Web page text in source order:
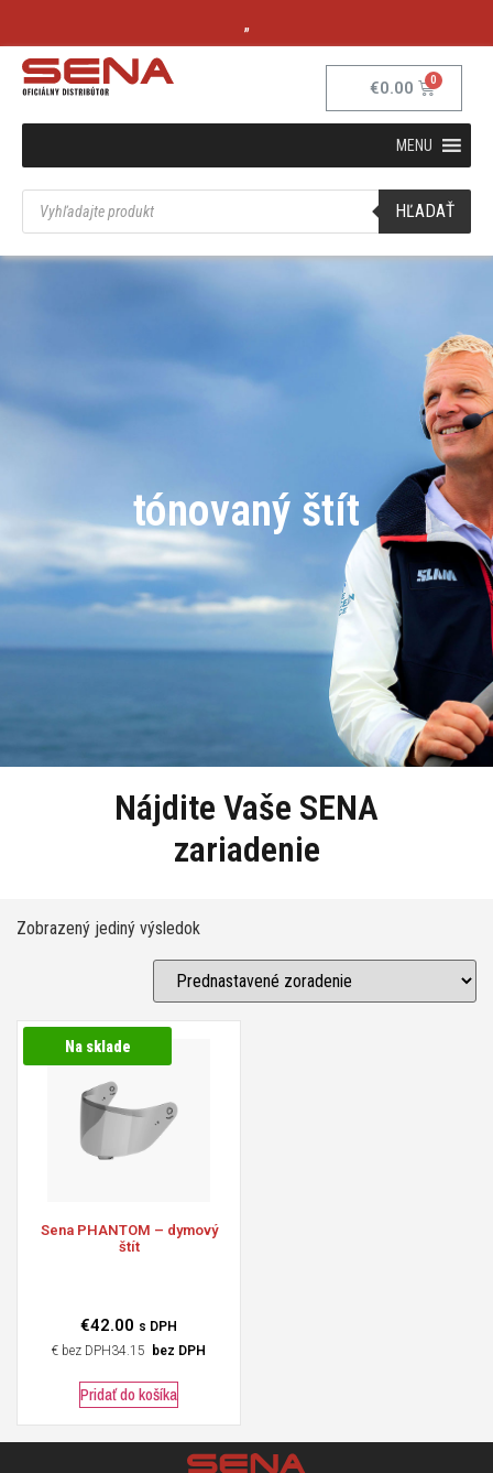
„
€0.00
MENU
HĽADAŤ
tónovaný štít
Nájdite Vaše SENA
zariadenie
Zobrazený jediný výsledok
Na sklade
Sena PHANTOM – dymový
štít
€42.00 s DPH
€
34.15 bez DPH
Pridať do košíka